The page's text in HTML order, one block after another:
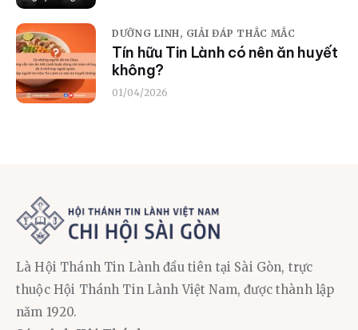
DƯỠNG LINH, GIẢI ĐÁP THẮC MẮC
Tín hữu Tin Lành có nên ăn huyết
không?
01/04/2026
Là Hội Thánh Tin Lành đầu tiên tại Sài Gòn, trực
thuộc Hội Thánh Tin Lành Việt Nam, được thành lập
năm 1920.